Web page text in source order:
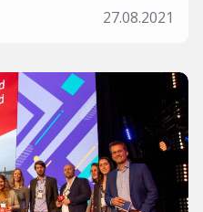
27.08.2021